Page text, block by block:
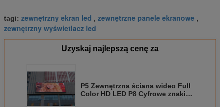
tagi: zewnętrzny ekran led , zewnętrzne panele ekranowe ,
zewnętrzny wyświetlacz led
Uzyskaj najlepszą cenę za
P5 Zewnętrzna ściana wideo Full
Color HD LED P8 Cyfrowe znaki